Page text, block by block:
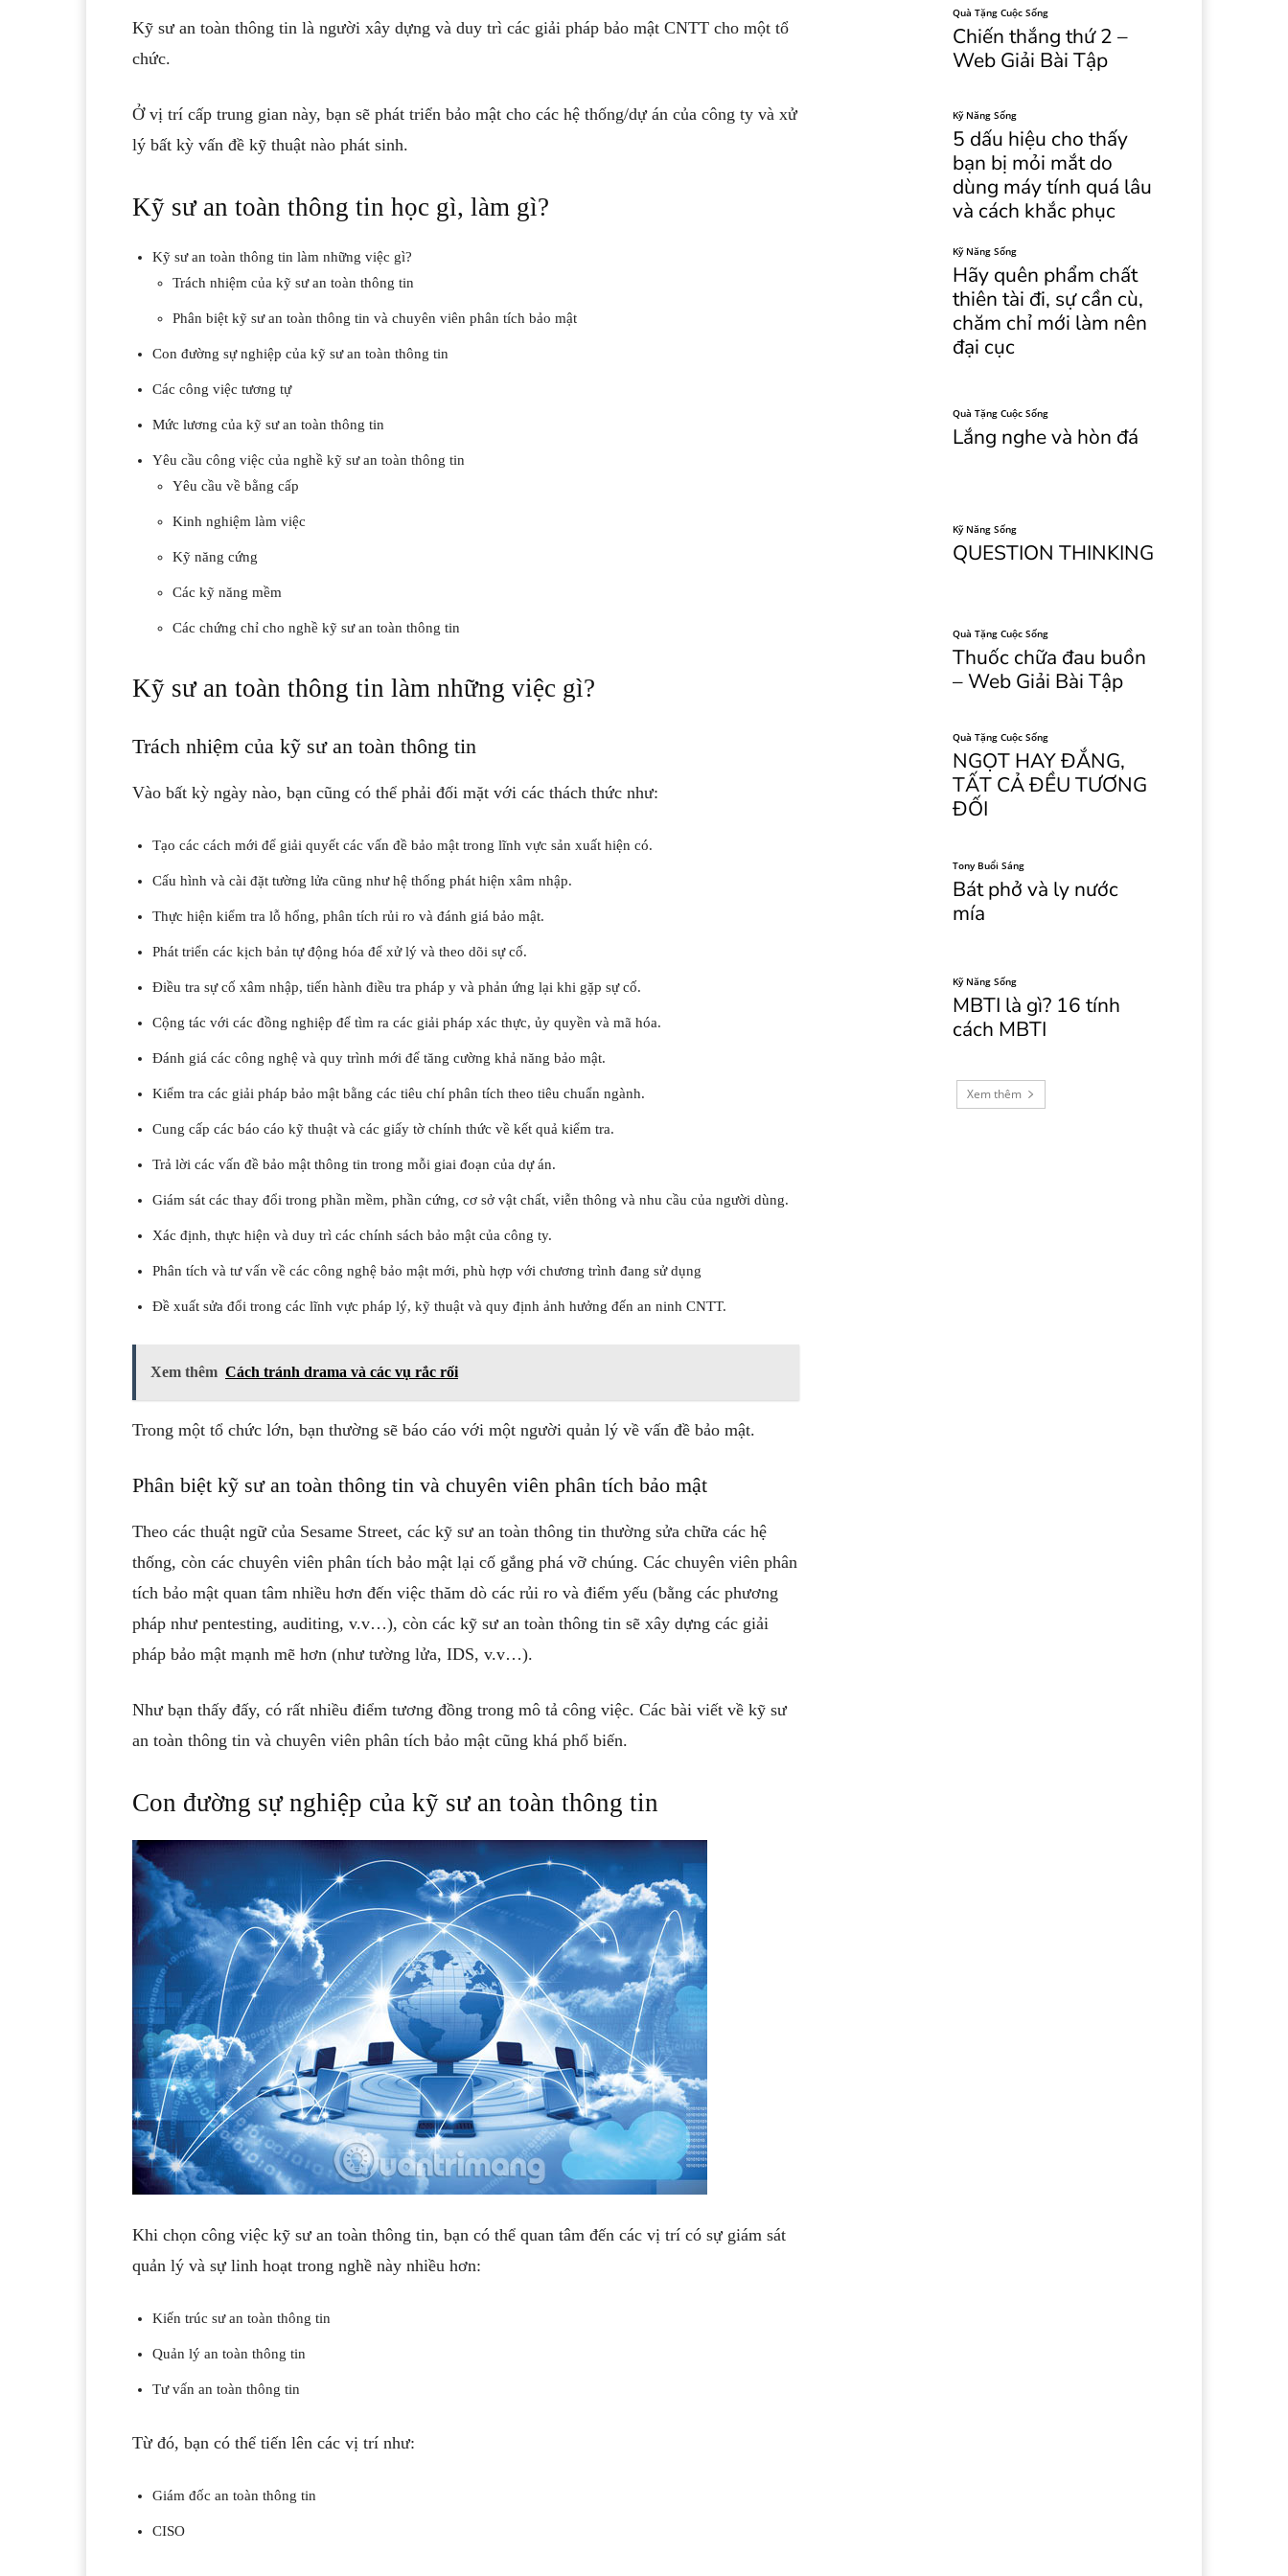
Kỹ sư an toàn thông tin là người xây dựng và duy trì các giải pháp bảo mật CNTT cho một tổ
chức.
Ở vị trí cấp trung gian này, bạn sẽ phát triển bảo mật cho các hệ thống/dự án của công ty và xử
lý bất kỳ vấn đề kỹ thuật nào phát sinh.
Kỹ sư an toàn thông tin học gì, làm gì?
Kỹ sư an toàn thông tin làm những việc gì?
Trách nhiệm của kỹ sư an toàn thông tin
Phân biệt kỹ sư an toàn thông tin và chuyên viên phân tích bảo mật
Con đường sự nghiệp của kỹ sư an toàn thông tin
Các công việc tương tự
Mức lương của kỹ sư an toàn thông tin
Yêu cầu công việc của nghề kỹ sư an toàn thông tin
Yêu cầu về bằng cấp
Kinh nghiệm làm việc
Kỹ năng cứng
Các kỹ năng mềm
Các chứng chỉ cho nghề kỹ sư an toàn thông tin
Kỹ sư an toàn thông tin làm những việc gì?
Trách nhiệm của kỹ sư an toàn thông tin
Vào bất kỳ ngày nào, bạn cũng có thể phải đối mặt với các thách thức như:
Tạo các cách mới để giải quyết các vấn đề bảo mật trong lĩnh vực sản xuất hiện có.
Cấu hình và cài đặt tường lửa cũng như hệ thống phát hiện xâm nhập.
Thực hiện kiểm tra lỗ hổng, phân tích rủi ro và đánh giá bảo mật.
Phát triển các kịch bản tự động hóa để xử lý và theo dõi sự cố.
Điều tra sự cố xâm nhập, tiến hành điều tra pháp y và phản ứng lại khi gặp sự cố.
Cộng tác với các đồng nghiệp để tìm ra các giải pháp xác thực, ủy quyền và mã hóa.
Đánh giá các công nghệ và quy trình mới để tăng cường khả năng bảo mật.
Kiểm tra các giải pháp bảo mật bằng các tiêu chí phân tích theo tiêu chuẩn ngành.
Cung cấp các báo cáo kỹ thuật và các giấy tờ chính thức về kết quả kiểm tra.
Trả lời các vấn đề bảo mật thông tin trong mỗi giai đoạn của dự án.
Giám sát các thay đổi trong phần mềm, phần cứng, cơ sở vật chất, viễn thông và nhu cầu của người dùng.
Xác định, thực hiện và duy trì các chính sách bảo mật của công ty.
Phân tích và tư vấn về các công nghệ bảo mật mới, phù hợp với chương trình đang sử dụng
Đề xuất sửa đổi trong các lĩnh vực pháp lý, kỹ thuật và quy định ảnh hưởng đến an ninh CNTT.
Xem thêm Cách tránh drama và các vụ rắc rối
Trong một tổ chức lớn, bạn thường sẽ báo cáo với một người quản lý về vấn đề bảo mật.
Phân biệt kỹ sư an toàn thông tin và chuyên viên phân tích bảo mật
Theo các thuật ngữ của Sesame Street, các kỹ sư an toàn thông tin thường sửa chữa các hệ
thống, còn các chuyên viên phân tích bảo mật lại cố gắng phá vỡ chúng. Các chuyên viên phân
tích bảo mật quan tâm nhiều hơn đến việc thăm dò các rủi ro và điểm yếu (bằng các phương
pháp như pentesting, auditing, v.v…), còn các kỹ sư an toàn thông tin sẽ xây dựng các giải
pháp bảo mật mạnh mẽ hơn (như tường lửa, IDS, v.v…).
Như bạn thấy đấy, có rất nhiều điểm tương đồng trong mô tả công việc. Các bài viết về kỹ sư
an toàn thông tin và chuyên viên phân tích bảo mật cũng khá phổ biến.
Con đường sự nghiệp của kỹ sư an toàn thông tin
Khi chọn công việc kỹ sư an toàn thông tin, bạn có thể quan tâm đến các vị trí có sự giám sát
quản lý và sự linh hoạt trong nghề này nhiều hơn:
Kiến trúc sư an toàn thông tin
Quản lý an toàn thông tin
Tư vấn an toàn thông tin
Từ đó, bạn có thể tiến lên các vị trí như:
Giám đốc an toàn thông tin
CISO
Quà Tặng Cuộc Sống
Chiến thắng thứ 2 –
Web Giải Bài Tập
Kỹ Năng Sống
5 dấu hiệu cho thấy
bạn bị mỏi mắt do
dùng máy tính quá lâu
và cách khắc phục
Kỹ Năng Sống
Hãy quên phẩm chất
thiên tài đi, sự cần cù,
chăm chỉ mới làm nên
đại cục
Quà Tặng Cuộc Sống
Lắng nghe và hòn đá
Kỹ Năng Sống
QUESTION THINKING
Quà Tặng Cuộc Sống
Thuốc chữa đau buồn
– Web Giải Bài Tập
Quà Tặng Cuộc Sống
NGỌT HAY ĐẮNG,
TẤT CẢ ĐỀU TƯƠNG
ĐỐI
Tony Buổi Sáng
Bát phở và ly nước
mía
Kỹ Năng Sống
MBTI là gì? 16 tính
cách MBTI
Xem thêm